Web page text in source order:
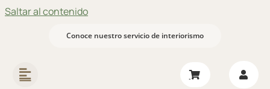
Saltar al contenido
Conoce nuestro servicio de interiorismo